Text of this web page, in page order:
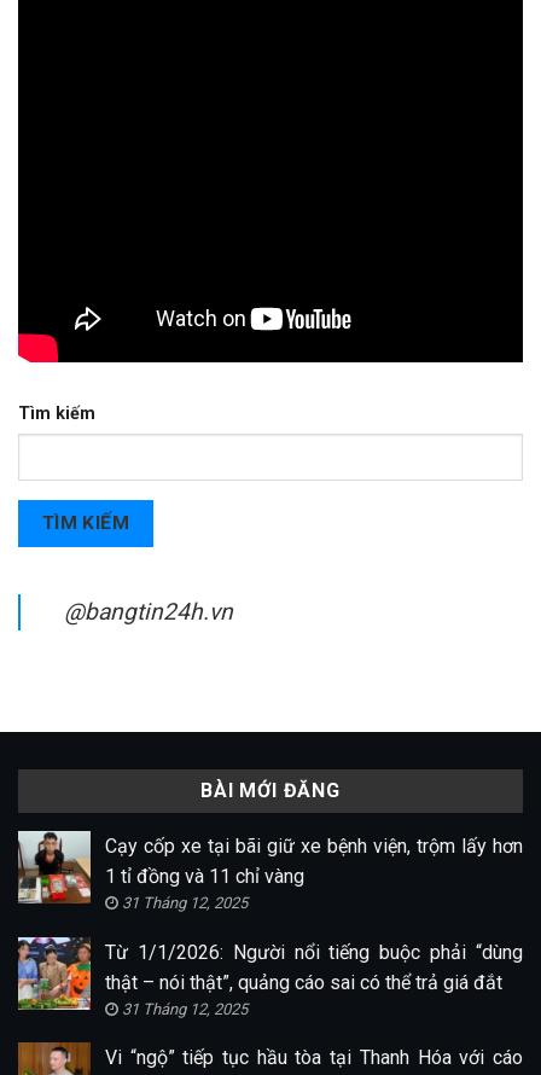
Tìm kiếm
TÌM KIẾM
@bangtin24h.vn
BÀI MỚI ĐĂNG
Cạy cốp xe tại bãi giữ xe bệnh viện, trộm lấy hơn
1 tỉ đồng và 11 chỉ vàng
31 Tháng 12, 2025
Từ 1/1/2026: Người nổi tiếng buộc phải “dùng
thật – nói thật”, quảng cáo sai có thể trả giá đắt
31 Tháng 12, 2025
Vi “ngộ” tiếp tục hầu tòa tại Thanh Hóa với cáo